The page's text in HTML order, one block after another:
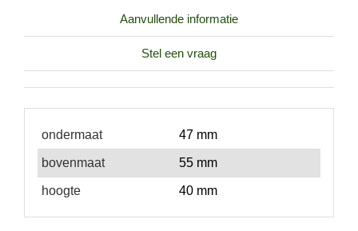
Aanvullende informatie
Stel een vraag
ondermaat 47 mm
bovenmaat 55 mm
hoogte 40 mm